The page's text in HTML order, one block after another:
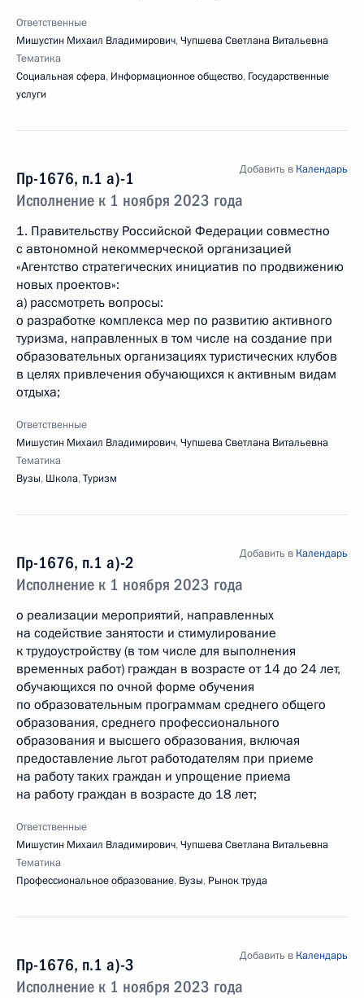
Ответственные
Мишустин Михаил Владимирович,Чупшева Светлана Витальевна
Тематика
Социальная сфера, Информационное общество, Государственные
услуги
Пр-1676, п.1 а)-1
Исполнение к 1 ноября 2023 года
Добавить в Календарь
1. Правительству Российской Федерации совместно
с автономной некоммерческой организацией
«Агентство стратегических инициатив по продвижению
новых проектов»:
а) рассмотреть вопросы:
о разработке комплекса мер по развитию активного
туризма, направленных в том числе на создание при
образовательных организациях туристических клубов
в целях привлечения обучающихся к активным видам
отдыха;
Ответственные
Мишустин Михаил Владимирович,Чупшева Светлана Витальевна
Тематика
Вузы, Школа,Туризм
Пр-1676, п.1 а)-2
Исполнение к 1 ноября 2023 года
Добавить в Календарь
о реализации мероприятий, направленных
на содействие занятости и стимулирование
к трудоустройству (в том числе для выполнения
временных работ) граждан в возрасте от 14 до 24 лет,
обучающихся по очной форме обучения
по образовательным программам среднего общего
образования, среднего профессионального
образования и высшего образования, включая
предоставление льгот работодателям при приеме
на работу таких граждан и упрощение приема
на работу граждан в возрасте до 18 лет;
Ответственные
Мишустин Михаил Владимирович,Чупшева Светлана Витальевна
Тематика
Профессиональное образование, Вузы, Рынок труда
Пр-1676, п.1 а)-3
Исполнение к 1 ноября 2023 года
Добавить в Календарь